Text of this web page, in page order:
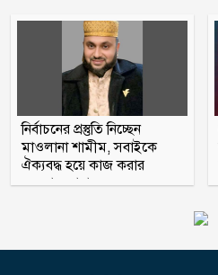
নির্বাচনের প্রস্তুতি নিচ্ছেন
মাওলানা শামীম, সবাইকে
ঐক্যবদ্ধ হয়ে কাজ করার
অহব্বান জানান